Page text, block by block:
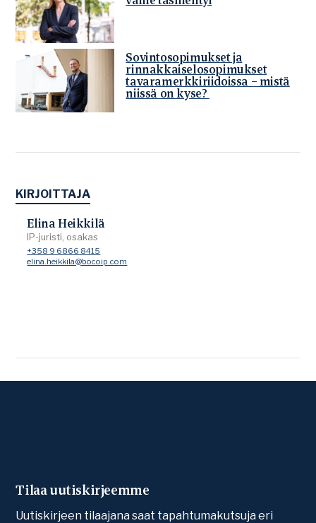
Sovintosopimukset ja
rinnakkaiselosopimukset
tavaramerkkiriidoissa – mistä
niissä on kyse?
KIRJOITTAJA
Elina Heikkilä
IP-juristi, osakas
+358 9 6866 8415
elina.heikkila@bocoip.com
Tilaa uutiskirjeemme
Uutiskirjeen tilaajana saat tapahtumakutsuja eri